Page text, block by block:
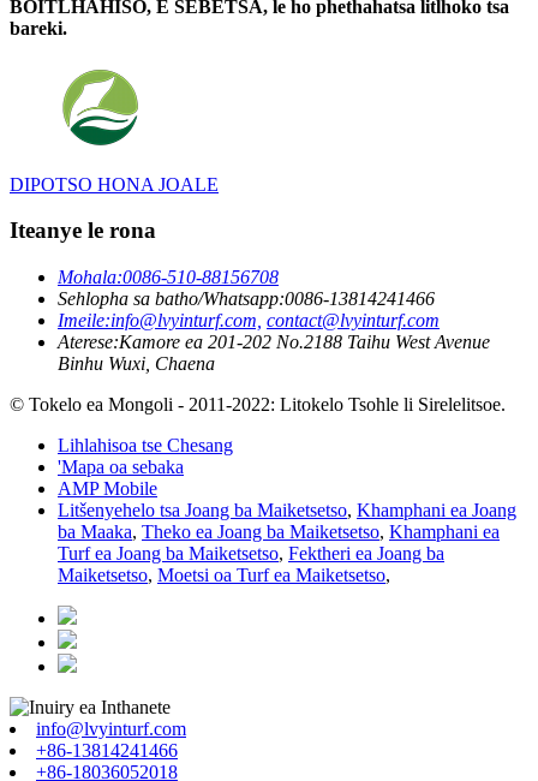
BOITLHAHISO, E SEBETSA, le ho phethahatsa litlhoko tsa
bareki.
DIPOTSO HONA JOALE
Iteanye le rona
Mohala:0086-510-88156708
Sehlopha sa batho/Whatsapp:0086-13814241466
Imeile:info@lvyinturf.com, contact@lvyinturf.com
Aterese:Kamore ea 201-202 No.2188 Taihu West Avenue
Binhu Wuxi, Chaena
© Tokelo ea Mongoli - 2011-2022: Litokelo Tsohle li Sirelelitsoe.
Lihlahisoa tse Chesang
'Mapa oa sebaka
AMP Mobile
Litšenyehelo tsa Joang ba Maiketsetso, Khamphani ea Joang
ba Maaka, Theko ea Joang ba Maiketsetso, Khamphani ea
Turf ea Joang ba Maiketsetso, Fektheri ea Joang ba
Maiketsetso, Moetsi oa Turf ea Maiketsetso,
info@lvyinturf.com
+86-13814241466
+86-18036052018